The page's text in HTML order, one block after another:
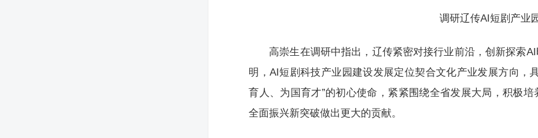
调研辽传AI短剧产业
高崇生在调研中指出，辽传紧密对接行业前沿，创新探索
明，AI短剧科技产业园建设发展定位契合文化产业发展方向，
育人、为国育才”的初心使命，紧紧围绕全省发展大局，积极
全面振兴新突破做出更大的贡献。